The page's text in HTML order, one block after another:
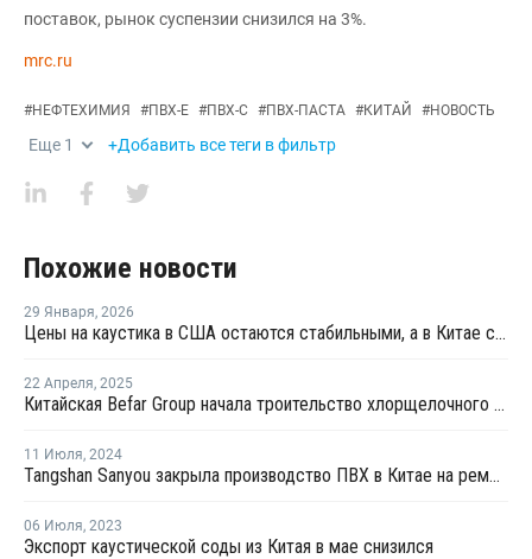
поставок, рынок суспензии снизился на 3%.
mrc.ru
#НЕФТЕХИМИЯ #ПВХ-Е #ПВХ-С #ПВХ-ПАСТА #КИТАЙ #НОВОСТЬ
Еще 1 +Добавить все теги в фильтр
Похожие новости
29 Января, 2026
Цены на каустика в США остаются стабильными, а в Китае снижаются
22 Апреля, 2025
Китайская Befar Group начала троительство хлорщелочного производства в Египте
11 Июля, 2024
Tangshan Sanyou закрыла производство ПВХ в Китае на ремонт
06 Июля, 2023
Экспорт каустической соды из Китая в мае снизился